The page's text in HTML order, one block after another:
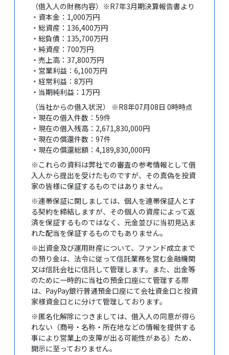
（借入人の財務内容）※R7年3月期決算報告書より
・資本金：1,000万円
・総資産：136,400万円
・総負債：135,700万円
・純資産：700万円
・売上高：37,800万円
・営業利益：6,100万円
・経常利益：8万円
・当期純利益：1万円
（当社からの借入状況） ※R8年07月08日 0時時点
・現在の借入件数：59件
・現在の借入残高：2,671,830,000円
・現在の償還件数：97件
・現在の償還総額：4,189,830,000円
※これらの資料は弊社での審査の参考情報として借
入人から提出を受けたものですが、その真偽を投資
家の皆様に保証するものではありません。
※連帯保証に関しましては、個人を連帯保証人とす
る契約を締結しますが、その個人の資産によって返
済を保証するものではなく、元金並びに当初見込ま
れた配当を保証するものでもありません。
※出資金及び運用財産について、ファンド成立まで
の預り金は、法令に従って信託業務を営む金融機関
又は信託会社に信託して管理します。また、出金等
のために一時的に当社の預金口座にて管理する際
は、PayPay銀行普通預金口座にて会社資金口と投資
家様資金口とに分けて管理しております。
※匿名化解除につきましては、借入人の同意が得ら
れない（商号・名称・所在地などの情報を提供する
事により営業上の支障が出る可能性がある）ため、
開示に至っておりません。